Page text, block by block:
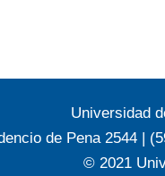
Universidad
de Pena 2544 |
© 2021